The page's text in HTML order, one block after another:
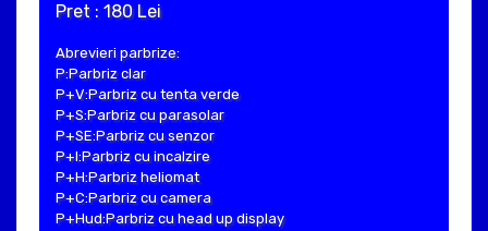
Pret : 180 Lei
Abrevieri parbrize:
P:Parbriz clar
P+V:Parbriz cu tenta verde
P+S:Parbriz cu parasolar
P+SE:Parbriz cu senzor
P+I:Parbriz cu incalzire
P+H:Parbriz heliomat
P+C:Parbriz cu camera
P+Hud:Parbriz cu head up display